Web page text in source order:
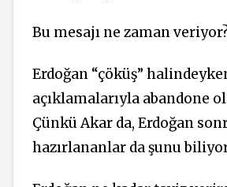
Bu mesajı ne zaman
Erdoğan “çöküş”
açıklamalarıyla abandone
Çünkü Akar da, Erdoğan
hazırlananlar da şunu